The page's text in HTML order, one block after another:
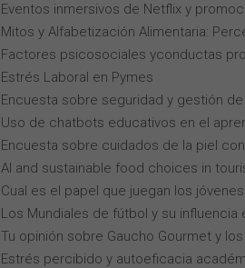
Eventos inmersivos de Netflix y
Mitos y Alfabetización Alimentaria:
Factores psicosociales yconductas
Estrés Laboral en Pymes
Encuesta sobre seguridad y gestión
Uso de chatbots educativos en el
Encuesta sobre cuidados de la piel
AI and sustainable food choices in
Cual es el papel que juegan los
Los Mundiales de fútbol y su influencia
Tu opinión sobre Gaucho Gourmet y
Estrés percibido y autoeficacia